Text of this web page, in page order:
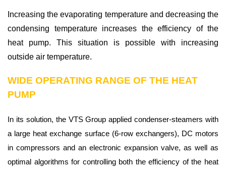
Increasing the evaporating temperature and decreasing the
condensing temperature increases the efficiency of the
heat pump. This situation is possible with increasing
outside air temperature.
WIDE OPERATING RANGE OF THE HEAT
PUMP
In its solution, the VTS Group applied condenser-steamers with
a large heat exchange surface (6-row exchangers), DC motors
in compressors and an electronic expansion valve, as well as
optimal algorithms for controlling both the efficiency of the heat